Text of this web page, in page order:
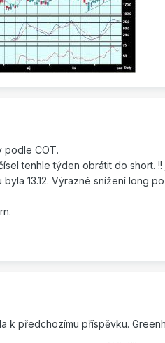
podle COT.
tenhle týden obrátit do short.
byla 13.12. Výrazné snížení
k předchozímu příspěvku.